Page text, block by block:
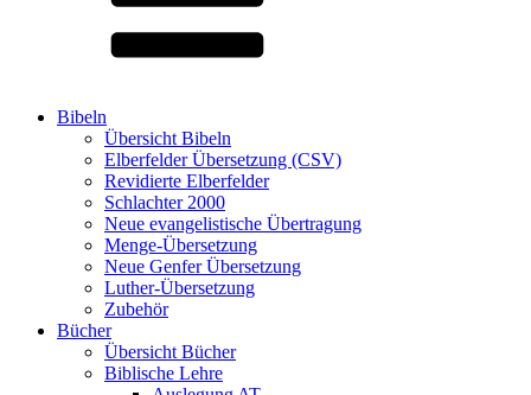
Bibeln
Übersicht Bibeln
Elberfelder Übersetzung (CSV)
Revidierte Elberfelder
Schlachter 2000
Neue evangelistische Übertragung
Menge-Übersetzung
Neue Genfer Übersetzung
Luther-Übersetzung
Zubehör
Bücher
Übersicht Bücher
Biblische Lehre